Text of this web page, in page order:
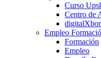
Curso
Centro de
Empleo
Formación
Empleo